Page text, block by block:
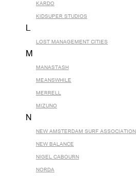
KARDO
KIDSUPER STUDIOS
L
LOST MANAGEMENT CITIES
M
MANASTASH
MEANSWHILE
MERRELL
MIZUNO
N
NEW AMSTERDAM SURF ASSOCIATION
NEW BALANCE
NIGEL CABOURN
NORDA